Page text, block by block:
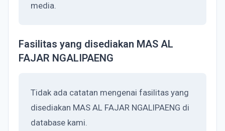
media.
Fasilitas yang disediakan MAS AL
FAJAR NGALIPAENG
Tidak ada catatan mengenai fasilitas yang
disediakan MAS AL FAJAR NGALIPAENG di
database kami.